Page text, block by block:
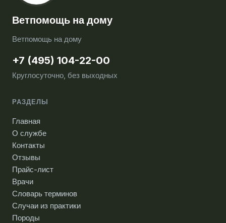
Ветпомощь на дому
Ветпомощь на дому
+7 (495) 104-22-00
Круглосуточно, без выходных
РАЗДЕЛЫ
Главная
О службе
Контакты
Отзывы
Прайс-лист
Врачи
Словарь терминов
Случаи из практики
Породы